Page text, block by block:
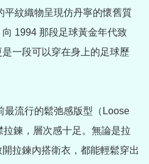
平紋織物呈現仿丹寧的懷舊質
1994 那段足球黃金年代致
一段可以穿在身上的足球歷
最流行的鬆弛感版型（Loose
鍊，層次感十足。無論是拉
拉鍊內搭衛衣，都能輕鬆穿出